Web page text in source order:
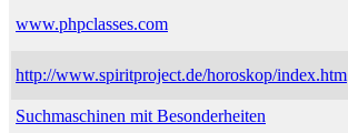
www.phpclasses.com
http://www.spiritproject.de/horoskop/index.htm
Suchmaschinen mit Besonderheiten